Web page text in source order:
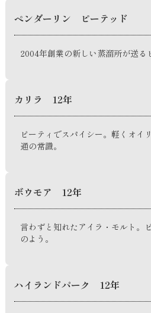
ペンダーリン ピーテッド
2004年創業の新しい蒸溜所が送る
カリラ 12年
ピーティでスパイシー。軽くオイ
通の常識。
ボウモア 12年
言わずと知れたアイラ・モルト。
のよう。
ハイランドパーク 12年